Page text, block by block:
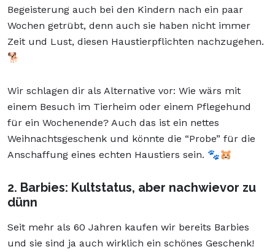
Begeisterung auch bei den Kindern nach ein paar
Wochen getrübt, denn auch sie haben nicht immer
Zeit und Lust, diesen Haustierpflichten nachzugehen.
🐕
Wir schlagen dir als Alternative vor: Wie wärs mit
einem Besuch im Tierheim oder einem Pflegehund
für ein Wochenende? Auch das ist ein nettes
Weihnachtsgeschenk und könnte die “Probe” für die
Anschaffung eines echten Haustiers sein. 🐾🐹
2. Barbies: Kultstatus, aber nachwievor zu
dünn
Seit mehr als 60 Jahren kaufen wir bereits Barbies
und sie sind ja auch wirklich ein schönes Geschenk!